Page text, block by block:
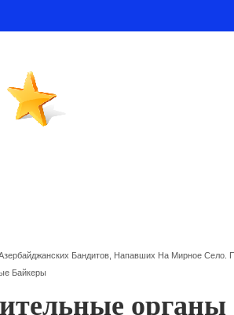
Бандитов, Напавших На Мирное
Байкеры
органы